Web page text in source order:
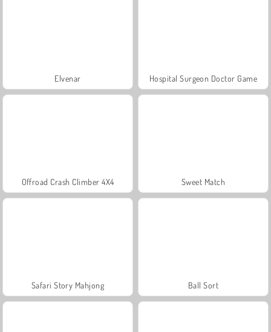
Elvenar Hospital Surgeon Doctor Game
Offroad Crash Climber 4X4 Sweet Match
Safari Story Mahjong Ball Sort